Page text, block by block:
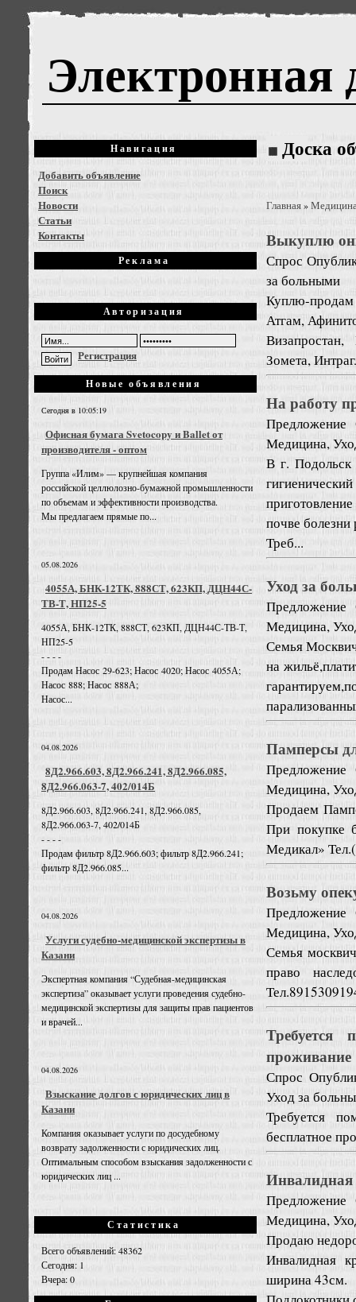
Электронная
Навигация
Добавить объявление
Поиск
Новости
Статьи
Контакты
Реклама
Авторизация
Регистрация
Новые объявления
Сегодня в 10:05:19
Офисная бумага Svetocopy и Ballet от
производителя - оптом
Группа «Илим» — крупнейшая компания
российской целлюлозно-бумажной промышленности
по объемам и эффективности производства.
Мы предлагаем прямые по...
05.08.2026
4055А, БНК-12ТК, 888СТ, 623КП, ДЦН44С-
ТВ-Т, НП25-5
4055А, БНК-12ТК, 888СТ, 623КП, ДЦН44С-ТВ-Т,
НП25-5
- - - -
Продам Насос 29-623; Насос 4020; Насос 4055А;
Насос 888; Насос 888А;
Насос...
04.08.2026
8Д2.966.603, 8Д2.966.241, 8Д2.966.085,
8Д2.966.063-7, 402/014Б
8Д2.966.603, 8Д2.966.241, 8Д2.966.085,
8Д2.966.063-7, 402/014Б
- - - -
Продам фильтр 8Д2.966.603; фильтр 8Д2.966.241;
фильтр 8Д2.966.085...
04.08.2026
Услуги судебно-медицинской экспертизы в
Казани
Экспертная компания “Судебная-медицинская
экспертиза” оказывает услуги проведения судебно-
медицинской экспертизы для защиты прав пациентов
и врачей...
04.08.2026
Взыскание долгов с юридических лиц в
Казани
Компания оказывает услуги по досудебному
возврату задолженности с юридических лиц.
Оптимальным способом взыскания задолженности с
юридических лиц ...
Статистика
Всего объявлений: 48362
Сегодня: 1
Вчера: 0
Доска
Главная»
Выкуплю
Спрос
за больными
Куплю-
Атгам,
Зомета,
На работу
Предложение
Медицина,
В г. Подольск
почве болезни
Треб...
Уход за
Предложение
Медицина,
Семья
на
Памперсы
Предложение
Медицина,
Продаем
При покупке
Медикал»
Возьму
Предложение
Медицина,
Семья
право
проживание
Спрос
Уход за
Требуется
бесплатное
Инвалидная
Предложение
Медицина,
Продаю
Инвалидная
ширина 43см.